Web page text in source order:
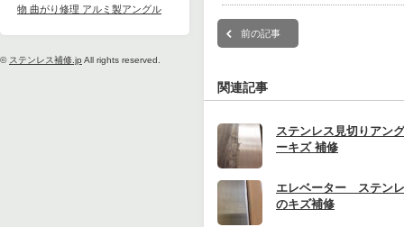
物 曲がり修理 アルミ製アングル
© ステンレス補修.jp All rights reserved.
前の記事
関連記事
ステンレス見切りアン
ーキズ 補修
エレベーター ステン
のキズ補修